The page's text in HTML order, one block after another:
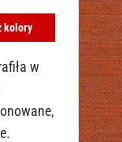
kolory
w